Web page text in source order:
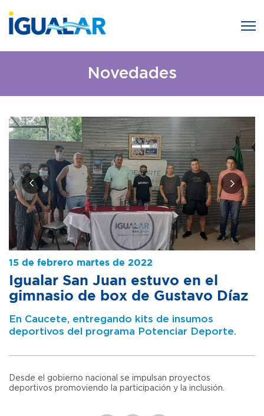
Novedades
15 de febrero martes de 2022
Igualar San Juan estuvo en el
gimnasio de box de Gustavo Díaz
En Caucete, entregando kits de insumos
deportivos del programa Potenciar Deporte.
Desde el gobierno nacional se impulsan proyectos
deportivos promoviendo la participación y la inclusión.